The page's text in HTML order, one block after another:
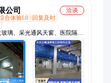
公司
洽谈
合体验L0
回复及时
璃、采光通风天窗、医院隔
帘、防火隔断、挡烟垂壁、防
壁、刚性柔性玻璃、工业门、
断、防火卷帘门、钢制防卷帘
窗、挡车器、天棚遮阳、快速